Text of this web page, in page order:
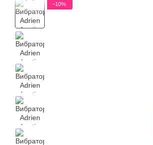
−10%